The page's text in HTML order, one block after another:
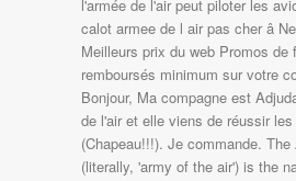
l'armée de l'air peut piloter les
calot armee de l air pas cher â­
Meilleurs prix du web Promos de
remboursés minimum sur votre
Bonjour, Ma compagne est
de l'air et elle viens de réussir
(Chapeau!!!). Je commande.
(literally, 'army of the air') is the